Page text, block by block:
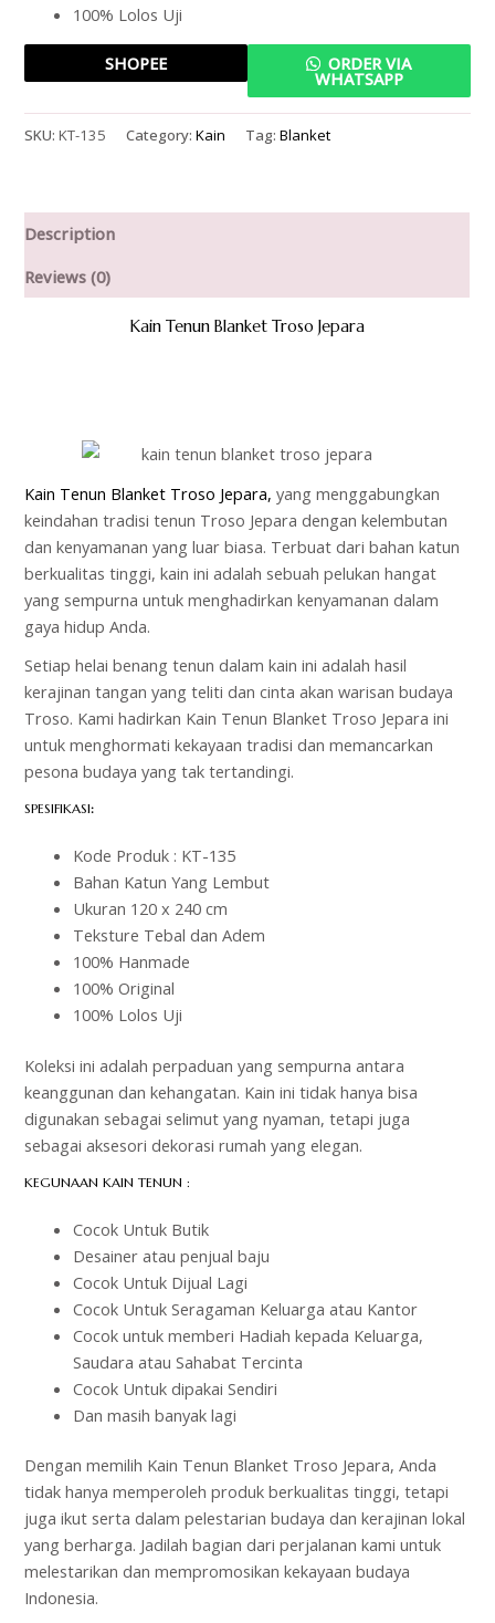
100% Lolos Uji
SHOPEE ORDER VIA
WHATSAPP
SKU: KT-135 Category:Kain Tag:Blanket
Description
Reviews (0)
Kain Tenun Blanket Troso Jepara
Kain Tenun Blanket Troso Jepara, yang menggabungkan
keindahan tradisi tenun Troso Jepara dengan kelembutan
dan kenyamanan yang luar biasa. Terbuat dari bahan katun
berkualitas tinggi, kain ini adalah sebuah pelukan hangat
yang sempurna untuk menghadirkan kenyamanan dalam
gaya hidup Anda.
Setiap helai benang tenun dalam kain ini adalah hasil
kerajinan tangan yang teliti dan cinta akan warisan budaya
Troso. Kami hadirkan Kain Tenun Blanket Troso Jepara ini
untuk menghormati kekayaan tradisi dan memancarkan
pesona budaya yang tak tertandingi.
SPESIFIKASI:
Kode Produk : KT-135
Bahan Katun Yang Lembut
Ukuran 120 x 240 cm
Teksture Tebal dan Adem
100% Hanmade
100% Original
100% Lolos Uji
Koleksi ini adalah perpaduan yang sempurna antara
keanggunan dan kehangatan. Kain ini tidak hanya bisa
digunakan sebagai selimut yang nyaman, tetapi juga
sebagai aksesori dekorasi rumah yang elegan.
KEGUNAAN KAIN TENUN :
Cocok Untuk Butik
Desainer atau penjual baju
Cocok Untuk Dijual Lagi
Cocok Untuk Seragaman Keluarga atau Kantor
Cocok untuk memberi Hadiah kepada Keluarga,
Saudara atau Sahabat Tercinta
Cocok Untuk dipakai Sendiri
Dan masih banyak lagi
Dengan memilih Kain Tenun Blanket Troso Jepara, Anda
tidak hanya memperoleh produk berkualitas tinggi, tetapi
juga ikut serta dalam pelestarian budaya dan kerajinan lokal
yang berharga. Jadilah bagian dari perjalanan kami untuk
melestarikan dan mempromosikan kekayaan budaya
Indonesia.